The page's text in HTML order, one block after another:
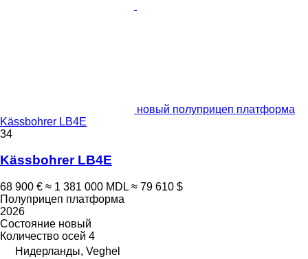
новый полуприцеп платформа
Kässbohrer LB4E
34
Kässbohrer LB4E
68 900 € ≈ 1 381 000 MDL ≈ 79 610 $
Полуприцеп платформа
2026
Состояние новый
Количество осей 4
Нидерланды, Veghel